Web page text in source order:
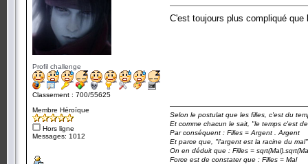
Profil challenge
Classement : 700/55625
Membre Héroïque
Hors ligne
Messages: 1012
C'est toujours plus compliqué
Selon le postulat que les filles, c'est du
Et comme chacun le sait, "le temps c'est
Par conséquent : Filles = Argent . Argent
Et parce que, "l'argent est la racine du
On en déduit que : Filles =
Force est de constater que : Filles = Mal